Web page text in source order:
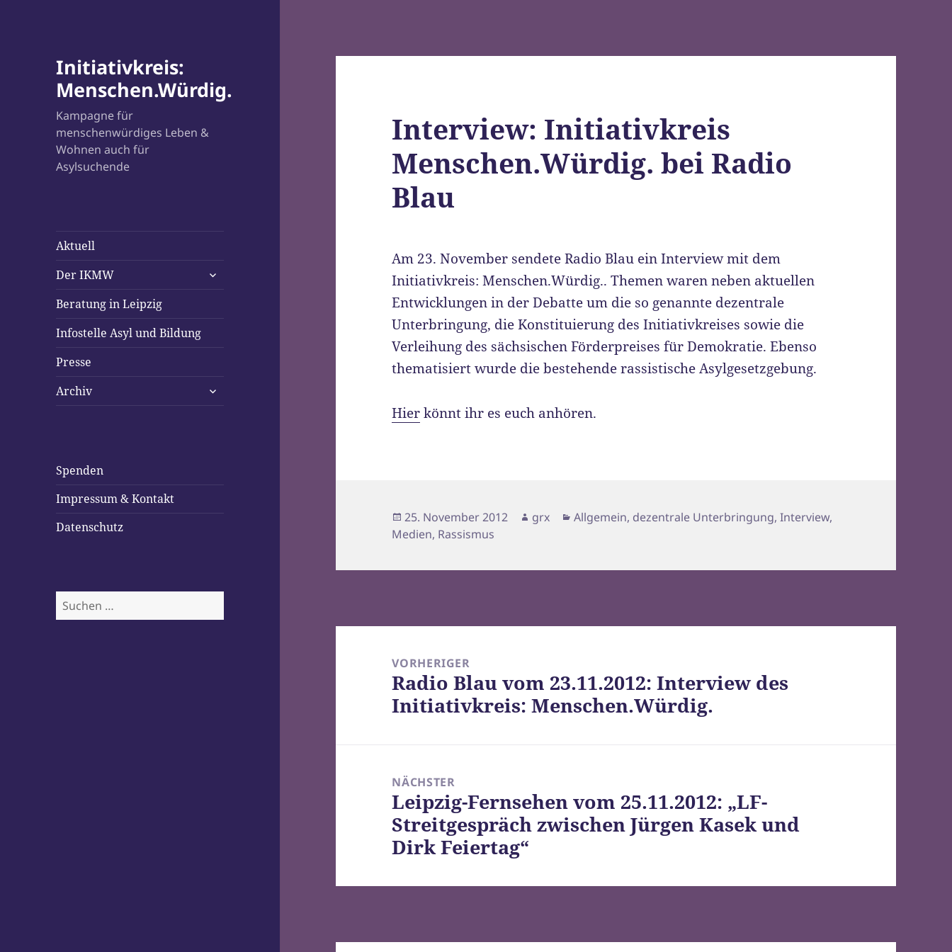
Initiativkreis:
Menschen.Würdig.
Kampagne für
menschenwürdiges Leben &
Wohnen auch für
Asylsuchende
Aktuell
Der IKMW
untermenü
Beratung in Leipzig
Infostelle Asyl und Bildung
Presse
Archiv
untermenü
Spenden
Impressum & Kontakt
Datenschutz
Suchen
nach:
Interview: Initiativkreis
Menschen.Würdig. bei Radio
Blau
Am 23. November sendete Radio Blau ein Interview mit dem
Initiativkreis: Menschen.Würdig.. Themen waren neben aktuellen
Entwicklungen in der Debatte um die so genannte dezentrale
Unterbringung, die Konstituierung des Initiativkreises sowie die
Verleihung des sächsischen Förderpreises für Demokratie. Ebenso
thematisiert wurde die bestehende rassistische Asylgesetzgebung.
Hierkönnt ihr es euch anhören.
Veröffentlicht
am
25. November 2012 Autor
grx Kategorien
Allgemein, dezentrale Unterbringung,Interview,
Medien, Rassismus
VORHERIGER
Vorheriger
Beitrag:
Radio Blau vom 23.11.2012: Interview des
Initiativkreis: Menschen.Würdig.
NÄCHSTER
Nächster
Beitrag:
Leipzig-Fernsehen vom 25.11.2012: „LF-
Streitgespräch zwischen Jürgen Kasek und
Dirk Feiertag“